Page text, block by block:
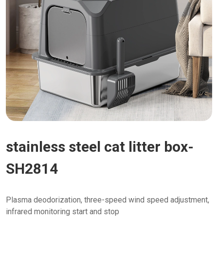
stainless steel cat litter box-
SH2814
Plasma deodorization, three-speed wind speed adjustment,
infrared monitoring start and stop